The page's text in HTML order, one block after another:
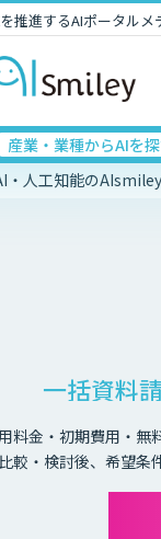
推進するAIポータル
産業・業種からAIを
・人工知能の
一括資料
料金・初期費用・無
較・検討後、希望条